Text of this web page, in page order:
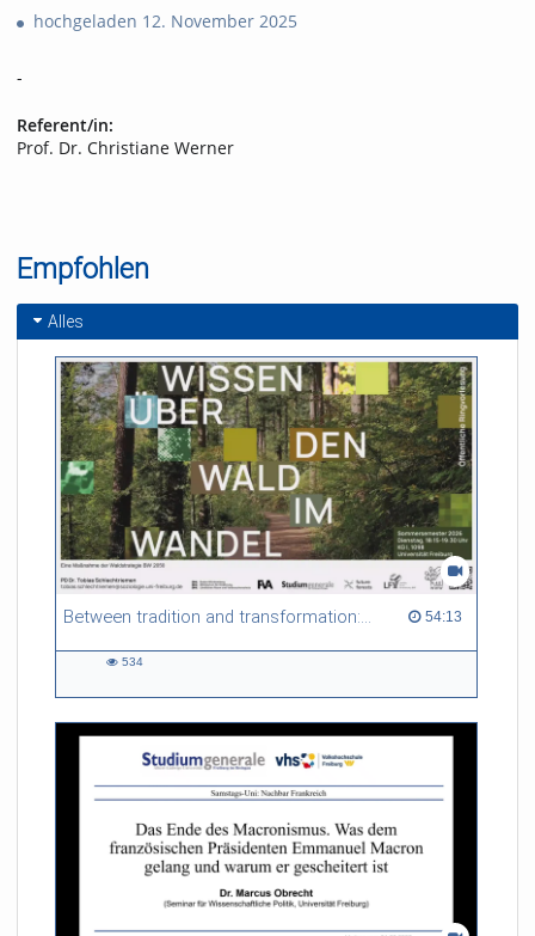
hochgeladen 12. November 2025
-
Referent/in:
Prof. Dr. Christiane Werner
Empfohlen
Alles
Between tradition and transformation: how owners, advisers and institutions co-create knowledge for resilient forests in Europe 54:13
54:13 duration
534